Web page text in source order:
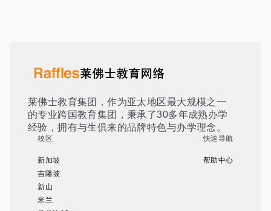
莱佛士教育集团，作为亚太地区最大规模之一
的专业跨国教育集团，秉承了30多年成熟办学
经验，拥有与生俱来的品牌特色与办学理念。
校区
新加坡
吉隆坡
新山
米兰
快速导航
帮助中心